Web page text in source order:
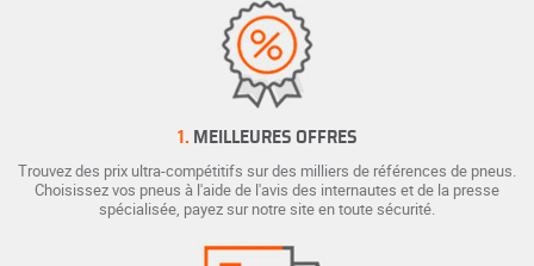
1. MEILLEURES OFFRES
Trouvez des prix ultra-compétitifs sur des milliers de références de pneus.
Choisissez vos pneus à l'aide de l'avis des internautes et de la presse
spécialisée, payez sur notre site en toute sécurité.